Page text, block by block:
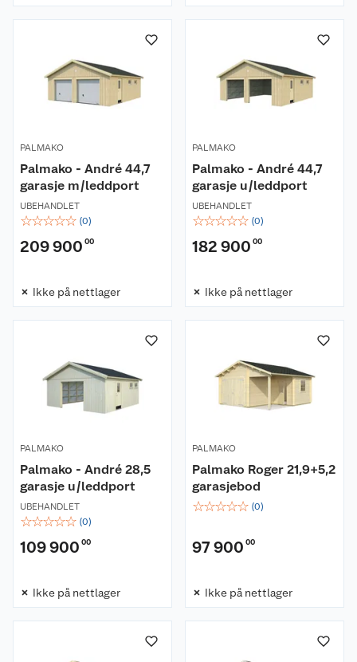
PALMAKO
Palmako - André 44,7
garasje m/leddport
UBEHANDLET
☆☆☆☆☆ (0)
209 900 00
Ikke på nettlager
PALMAKO
Palmako - André 44,7
garasje u/leddport
UBEHANDLET
☆☆☆☆☆ (0)
182 900 00
Ikke på nettlager
PALMAKO
Palmako - André 28,5
garasje u/leddport
UBEHANDLET
☆☆☆☆☆ (0)
109 900 00
Ikke på nettlager
PALMAKO
Palmako Roger 21,9+5,2
garasjebod
☆☆☆☆☆ (0)
97 900 00
Ikke på nettlager